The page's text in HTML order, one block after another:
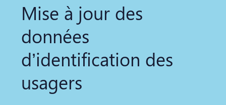
Mise à jour des
données
d’identification des
usagers